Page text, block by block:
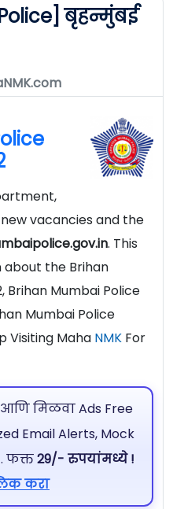
बृहन्मुंबई
vacancies and the
. This
the Brihan
Brihan Mumbai Police
Mumbai Police
Visiting Maha NMK For
मिळवा Ads Free
Email Alerts, Mock
फक्त29/- रुपयांमध्ये !
करा